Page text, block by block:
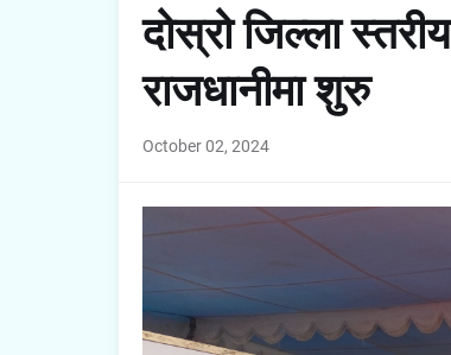
दोस्रो जिल्ला
राजधानीमा शुरु
October 02, 2024